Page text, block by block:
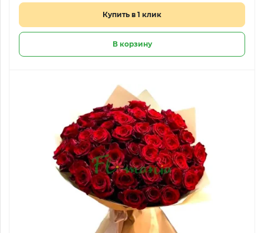
Купить в 1 клик
В корзину